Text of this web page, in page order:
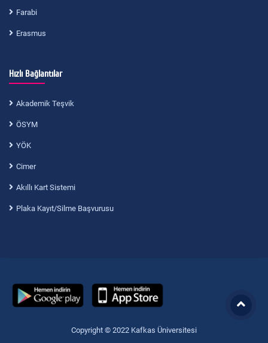
Farabi
Erasmus
Hızlı Bağlantılar
Akademik Teşvik
ÖSYM
YÖK
Cimer
Akıllı Kart Sistemi
Plaka Kayıt/Silme Başvurusu
Copyright © 2022 Kafkas Üniversitesi